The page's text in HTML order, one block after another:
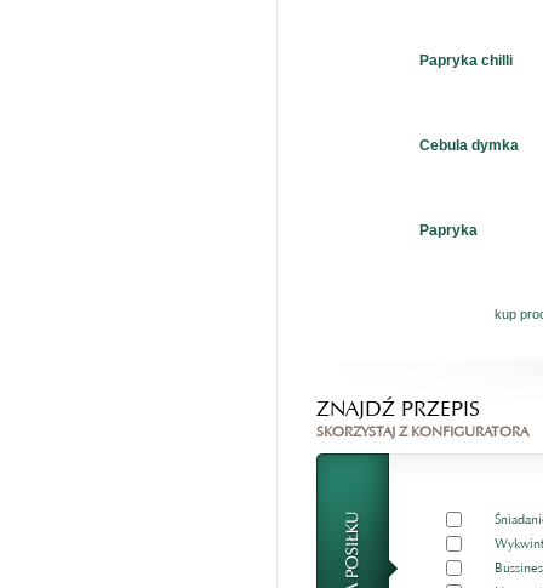
Papryka chilli
Cebula dymka
Papryka
kup
ZNAJDŹ PRZEPIS
SKORZYSTAJ Z KONFIGURATORA